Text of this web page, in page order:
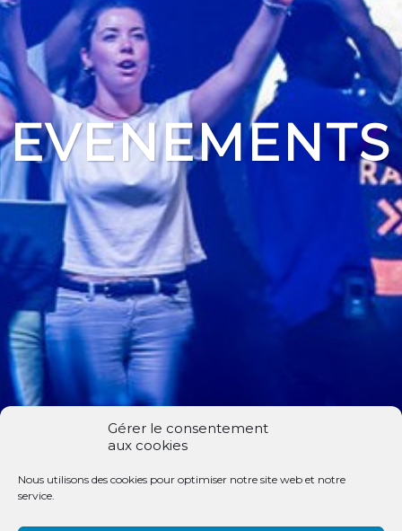
Gérer le consentement
aux cookies
Nous utilisons des cookies pour optimiser notre site web et notre
service.
EVENEMENTS